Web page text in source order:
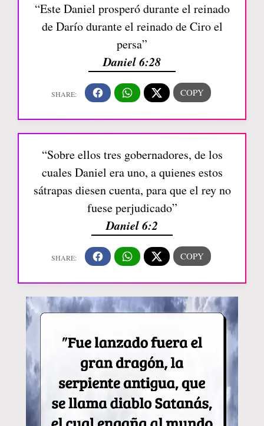
“Este Daniel prosperó durante el reinado
de Darío durante el reinado de Ciro el
persa”
Daniel 6:28
“Sobre ellos tres gobernadores, de los
cuales Daniel era uno, a quienes estos
sátrapas diesen cuenta, para que el rey no
fuese perjudicado”
Daniel 6:2